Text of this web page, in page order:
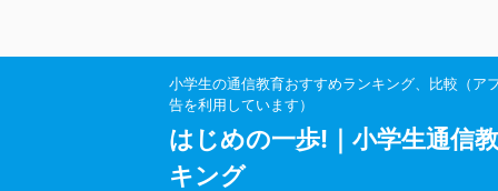
小学生の通信教育おすすめランキング、比較（ア
告を利用しています）
はじめの一歩!｜小学生通信
キング